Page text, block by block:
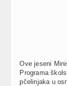
Ove jeseni
Programa
pčelinjaka u